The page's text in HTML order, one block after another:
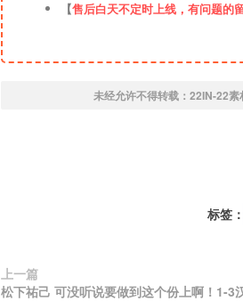
【售后白天不定时上线，有问题的
未经允许不得转载： 22IN-22素
标签：
上一篇
松下祐己 可没听说要做到这个份上啊！1-3